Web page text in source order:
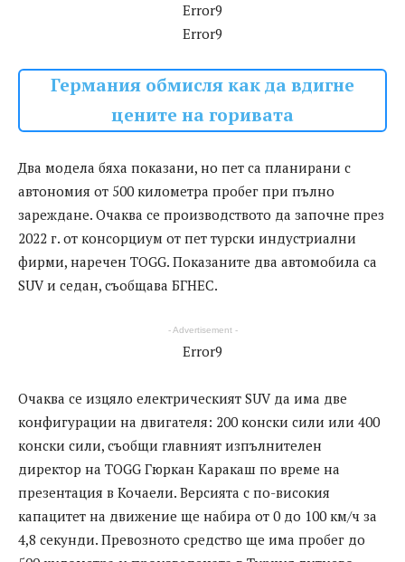
Error9
Error9
Германия обмисля как да вдигне
цените на горивата
Два модела бяха показани, но пет са планирани с
автономия от 500 километра пробег при пълно
зареждане. Очаква се производството да започне през
2022 г. от консорциум от пет турски индустриални
фирми, наречен TOGG. Показаните два автомобила са
SUV и седан, съобщава БГНЕС.
- Advertisement -
Error9
Очаква се изцяло електрическият SUV да има две
конфигурации на двигателя: 200 конски сили или 400
конски сили, съобщи главният изпълнителен
директор на TOGG Гюркан Каракаш по време на
презентация в Кочаели. Версията с по-високия
капацитет на движение ще набира от 0 до 100 км/ч за
4,8 секунди. Превозното средство ще има пробег до